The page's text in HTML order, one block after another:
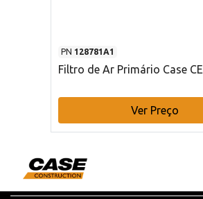
PN 128781A1
Filtro de Ar Primário Case CE
Ver Preço